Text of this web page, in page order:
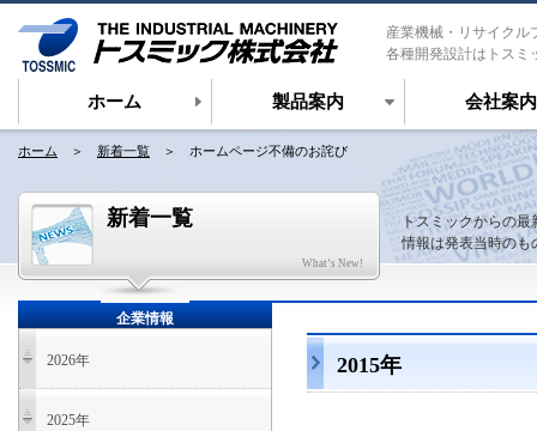
産業機械・リサイクル
各種開発設計はトスミ
ホーム 製品案内 会社案内
ホーム ＞ 新着一覧 ＞ ホームページ不備のお詫び
新着一覧
What’s New!
トスミックからの
情報は発表当時のも
2015年
企業情報
2026年
2025年